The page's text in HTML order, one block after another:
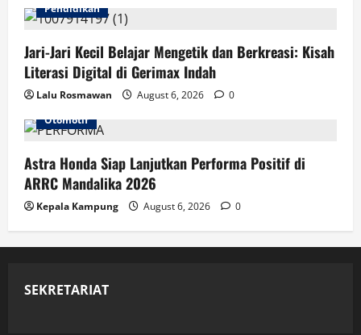
Pendidikan
Jari-Jari Kecil Belajar Mengetik dan Berkreasi: Kisah
Literasi Digital di Gerimax Indah
Lalu Rosmawan August 6, 2026
0
Otomotif
Astra Honda Siap Lanjutkan Performa Positif di
ARRC Mandalika 2026
Kepala Kampung August 6, 2026 0
SEKRETARIAT